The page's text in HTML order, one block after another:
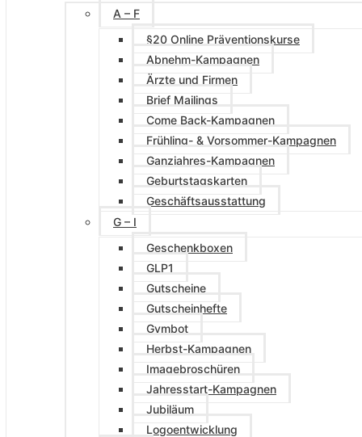
A – F
§20 Online Präventionskurse
Abnehm-Kampagnen
Ärzte und Firmen
Brief Mailings
Come Back-Kampagnen
Frühling- & Vorsommer-Kampagnen
Ganzjahres-Kampagnen
Geburtstagskarten
Geschäftsausstattung
G – I
Geschenkboxen
GLP1
Gutscheine
Gutscheinhefte
Gymbot
Herbst-Kampagnen
Imagebroschüren
Jahresstart-Kampagnen
Jubiläum
Logoentwicklung